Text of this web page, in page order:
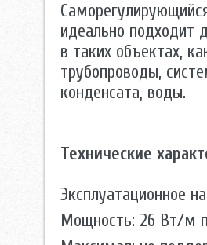
идеально подходит
в таких объектах,
трубопроводы,
конденсата, воды.
Технические
Эксплуатационное
Мощность: 26 Вт/м